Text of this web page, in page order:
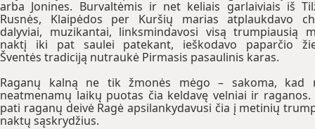
arba Jonines. Burvaltėmis ir net keliais garlaiviais iš
Rusnės, Klaipėdos per Kuršių marias atplaukdavo
dalyviai, muzikantai, linksmindavosi visą trumpiausią
naktį iki pat saulei patekant, ieškodavo paparčio
Šventės tradiciją nutraukė Pirmasis pasaulinis karas.
Raganų kalną ne tik žmonės mėgo – sakoma, kad
neatmenamų laikų puotas čia keldavę velniai ir raganos.
pati raganų deivė Ragė apsilankydavusi čia į metinių
naktų sąskrydžius.